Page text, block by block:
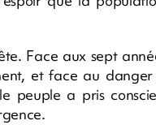
Face aux sept
et face au
peuple a pris